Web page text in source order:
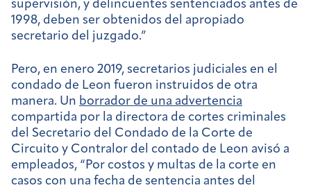
supervisión, y delincuentes sentenciados antes de
1998, deben ser obtenidos del apropiado
secretario del juzgado.”
Pero, en enero 2019, secretarios judiciales en el
condado de Leon fueron instruidos de otra
manera. Un borrador de una advertencia
compartida por la directora de cortes criminales
del Secretario del Condado de la Corte de
Circuito y Contralor del contado de Leon avisó a
empleados, “Por costos y multas de la corte en
casos con una fecha de sentencia antes del